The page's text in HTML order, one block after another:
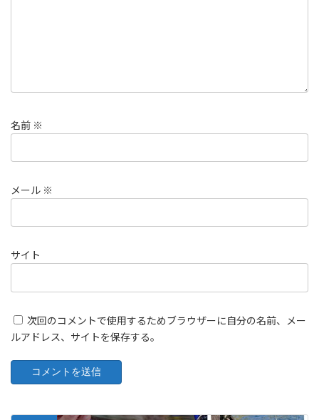
名前 ※
メール ※
サイト
次回のコメントで使用するためブラウザーに自分の名前、メー
ルアドレス、サイトを保存する。